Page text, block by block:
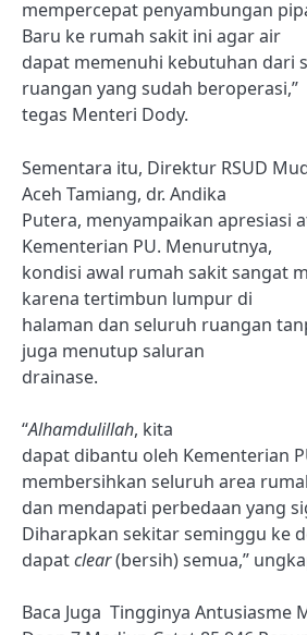
mempercepat penyambungan
Baru ke rumah sakit ini agar air
dapat memenuhi kebutuhan dari
ruangan yang sudah beroperasi,”
tegas Menteri Dody.
Sementara itu, Direktur RSUD
Aceh Tamiang, dr. Andika
Putera, menyampaikan apresiasi
Kementerian PU. Menurutnya,
kondisi awal rumah sakit sangat
karena tertimbun lumpur di
halaman dan seluruh ruangan
juga menutup saluran
drainase.
“Alhamdulillah, kita
dapat dibantu oleh Kementerian
membersihkan seluruh area
dan mendapati perbedaan yang
Diharapkan sekitar seminggu ke
dapatclear(bersih) semua,”
Baca Juga Tingginya Antusiasme